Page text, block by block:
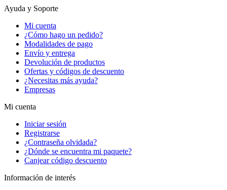
Ayuda y Soporte
Mi cuenta
¿Cómo hago un pedido?
Modalidades de pago
Envío y entrega
Devolución de productos
Ofertas y códigos de descuento
¿Necesitas más ayuda?
Empresas
Mi cuenta
Iniciar sesión
Registrarse
¿Contraseña olvidada?
¿Dónde se encuentra mi paquete?
Canjear código descuento
Información de interés